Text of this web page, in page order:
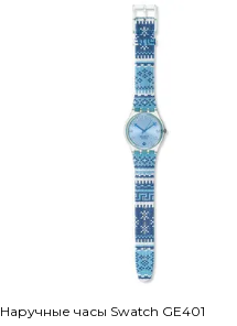
Наручные часы Swatch GE401